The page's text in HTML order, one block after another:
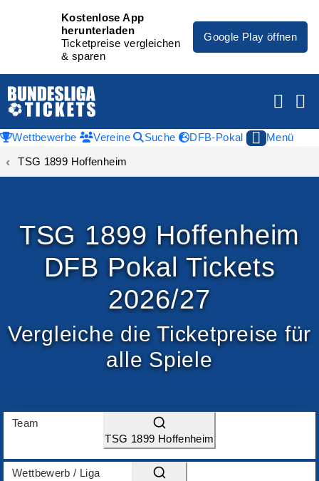
Kostenlose App
herunterladen
Ticketpreise vergleichen
& sparen
Google Play öffnen
Wettbewerbe Vereine Suche DFB-Pokal
Menü
TSG 1899 Hoffenheim
TSG 1899 Hoffenheim
DFB Pokal Tickets
2026/27
Vergleiche die Ticketpreise für
alle Spiele
Team
TSG 1899 Hoffenheim
Wettbewerb / Liga